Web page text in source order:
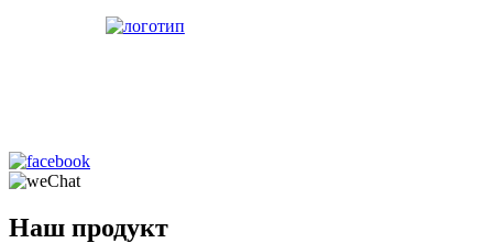
Наш продукт